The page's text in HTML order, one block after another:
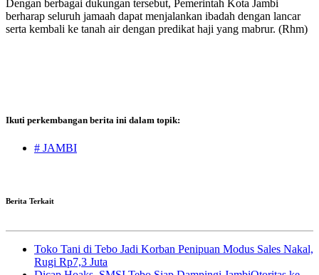
Dengan berbagai dukungan tersebut, Pemerintah Kota Jambi
berharap seluruh jamaah dapat menjalankan ibadah dengan lancar
serta kembali ke tanah air dengan predikat haji yang mabrur. (Rhm)
Ikuti perkembangan berita ini dalam topik:
# JAMBI
Berita Terkait
Toko Tani di Tebo Jadi Korban Penipuan Modus Sales Nakal,
Rugi Rp7,3 Juta